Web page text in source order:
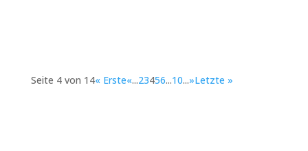
Seite 4 von 14« Erste«...23456...10...»Letzte »